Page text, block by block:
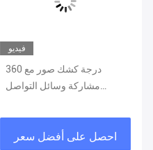
فيديو
360 درجة كشك صور مع
مشاركة وسائل التواصل
وظيفة الدوران التلقائي
احصل على أفضل سعر